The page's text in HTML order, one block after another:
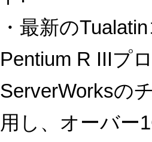
・最新の
Pentium R IIIプ
ServerWorksの
用し、オーバー